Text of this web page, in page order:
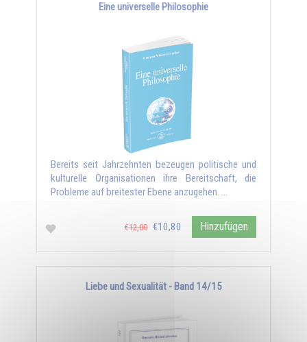
Eine universelle Philosophie
Bereits seit Jahrzehnten bezeugen politische und
kulturelle Organisationen ihre Bereitschaft, die
Probleme auf breitester Ebene anzugehen. …
€12,00 €10,80 Hinzufügen
Liebe und Sexualität - Band 14/15